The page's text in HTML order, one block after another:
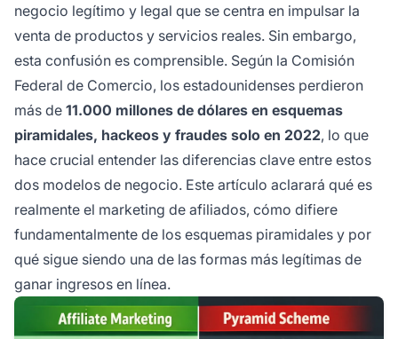
negocio legítimo y legal que se centra en impulsar la
venta de productos y servicios reales. Sin embargo,
esta confusión es comprensible. Según la Comisión
Federal de Comercio, los estadounidenses perdieron
más de 11.000 millones de dólares en esquemas
piramidales, hackeos y fraudes solo en 2022, lo que
hace crucial entender las diferencias clave entre estos
dos modelos de negocio. Este artículo aclarará qué es
realmente el marketing de afiliados, cómo difiere
fundamentalmente de los esquemas piramidales y por
qué sigue siendo una de las formas más legítimas de
ganar ingresos en línea.